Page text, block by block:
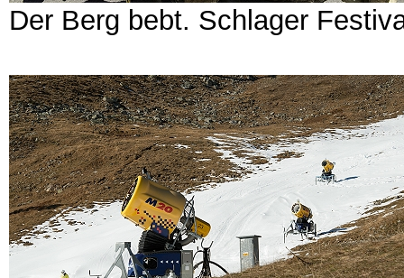
Der Berg bebt. Schlager